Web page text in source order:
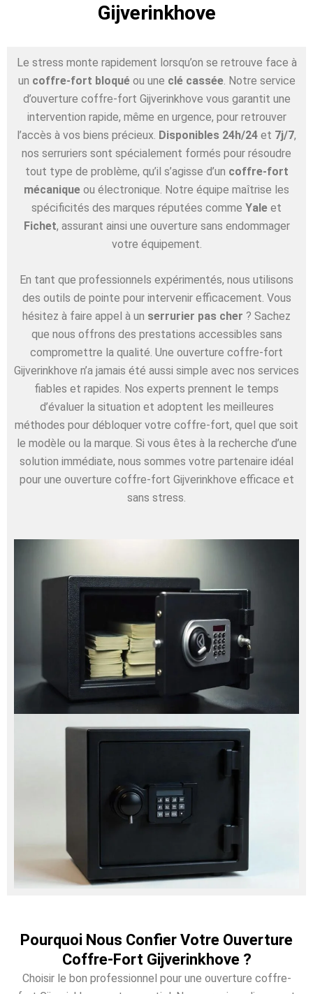
Gijverinkhove
Le stress monte rapidement lorsqu’on se retrouve face à
un coffre-fort bloquéou une clé cassée. Notre service
d’ouverture coffre-fort Gijverinkhove vous garantit une
intervention rapide, même en urgence, pour retrouver
l’accès à vos biens précieux. Disponibles 24h/24 et 7j/7,
nos serruriers sont spécialement formés pour résoudre
tout type de problème, qu’il s’agisse d’un coffre-fort
mécanique ou électronique. Notre équipe maîtrise les
spécificités des marques réputées comme Yale et
Fichet, assurant ainsi une ouverture sans endommager
votre équipement.
En tant que professionnels expérimentés, nous utilisons
des outils de pointe pour intervenir efficacement. Vous
hésitez à faire appel à un serrurier pas cher ? Sachez
que nous offrons des prestations accessibles sans
compromettre la qualité. Une ouverture coffre-fort
Gijverinkhove n’a jamais été aussi simple avec nos services
fiables et rapides. Nos experts prennent le temps
d’évaluer la situation et adoptent les meilleures
méthodes pour débloquer votre coffre-fort, quel que soit
le modèle ou la marque. Si vous êtes à la recherche d’une
solution immédiate, nous sommes votre partenaire idéal
pour une ouverture coffre-fort Gijverinkhove efficace et
sans stress.
Pourquoi Nous Confier Votre Ouverture
Coffre-Fort Gijverinkhove ?
Choisir le bon professionnel pour une ouverture coffre-